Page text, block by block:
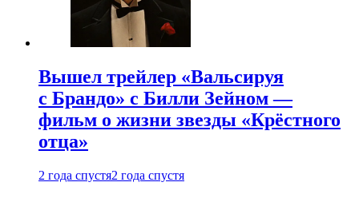
Вышел трейлер «Вальсируя
с Брандо» с Билли Зейном —
фильм о жизни звезды «Крёстного
отца»
2 года спустя2 года спустя